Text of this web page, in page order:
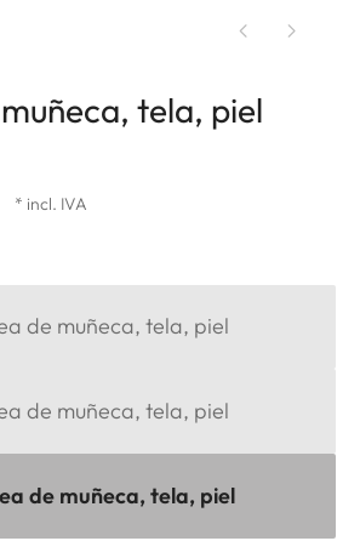
tela, piel
* incl. IVA
de muñeca, tela, piel
de muñeca, tela, piel
de muñeca, tela, piel